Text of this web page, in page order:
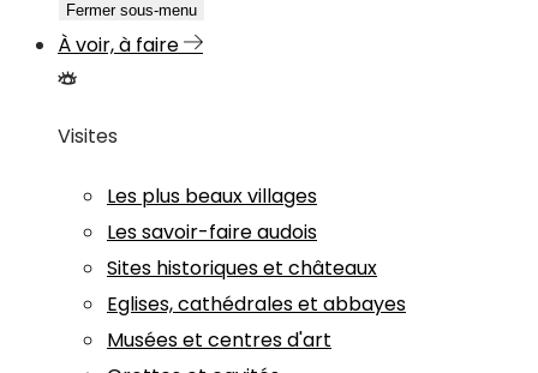
Fermer sous-menu
À voir, à faire
Visites
Les plus beaux villages
Les savoir-faire audois
Sites historiques et châteaux
Eglises, cathédrales et abbayes
Musées et centres d'art